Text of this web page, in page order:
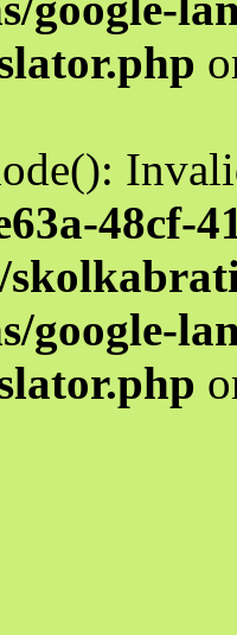
48cf-
google-